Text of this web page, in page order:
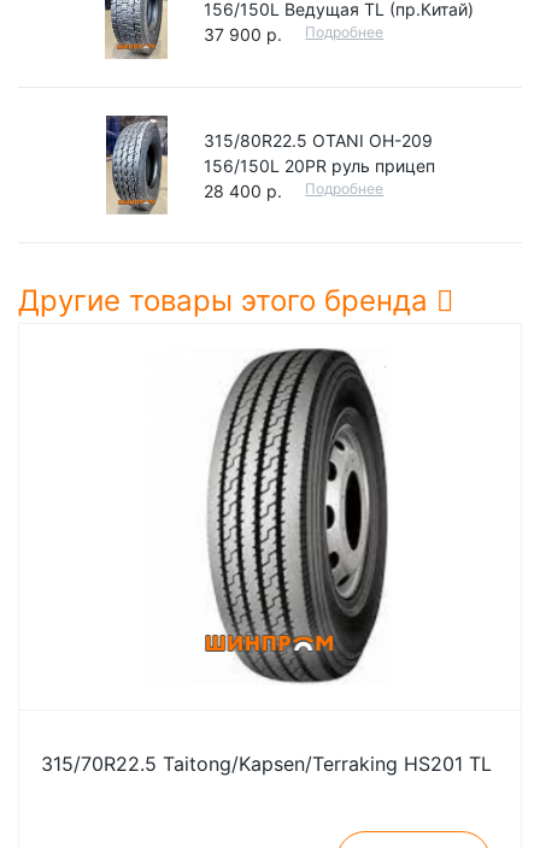
156/150L Ведущая TL (пр.Китай)
37 900 р.
Подробнее
315/80R22.5 OTANI OH-209
156/150L 20PR руль прицеп
28 400 р.
Подробнее
Другие товары этого бренда
315/70R22.5 Taitong/Kapsen/Terraking HS201 TL